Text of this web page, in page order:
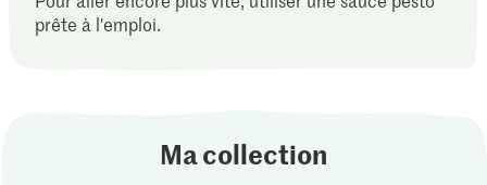
prête à l'emploi.
Ma collection